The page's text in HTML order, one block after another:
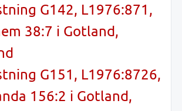
G142, L1976:871,
38:7 i Gotland,
G151, L1976:8726,
156:2 i Gotland,